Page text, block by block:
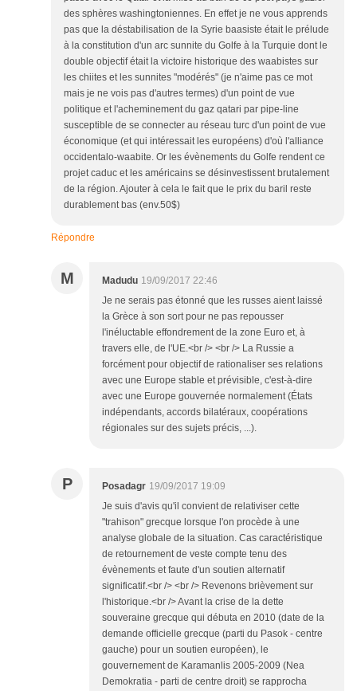
des sphères washingtoniennes. En effet je ne vous apprends
pas que la déstabilisation de la Syrie baasiste était le prélude
à la constitution d'un arc sunnite du Golfe à la Turquie dont le
double objectif était la victoire historique des waabistes sur
les chiites et les sunnites "modérés" (je n'aime pas ce mot
mais je ne vois pas d'autres termes) d'un point de vue
politique et l'acheminement du gaz qatari par pipe-line
susceptible de se connecter au réseau turc d'un point de vue
économique (et qui intéressait les européens) d'où l'alliance
occidentalo-waabite. Or les évènements du Golfe rendent ce
projet caduc et les américains se désinvestissent brutalement
de la région. Ajouter à cela le fait que le prix du baril reste
durablement bas (env.50$)
Répondre
M Madudu 19/09/2017 22:46
Je ne serais pas étonné que les russes aient laissé
la Grèce à son sort pour ne pas repousser
l'inéluctable effondrement de la zone Euro et, à
travers elle, de l'UE.<br /> <br /> La Russie a
forcément pour objectif de rationaliser ses relations
avec une Europe stable et prévisible, c'est-à-dire
avec une Europe gouvernée normalement (États
indépendants, accords bilatéraux, coopérations
régionales sur des sujets précis, ...).
P Posadagr 19/09/2017 19:09
Je suis d'avis qu'il convient de relativiser cette
"trahison" grecque lorsque l'on procède à une
analyse globale de la situation. Cas caractéristique
de retournement de veste compte tenu des
évènements et faute d'un soutien alternatif
significatif.<br /> <br /> Revenons brièvement sur
l'historique.<br /> Avant la crise de la dette
souveraine grecque qui débuta en 2010 (date de la
demande officielle grecque (parti du Pasok - centre
gauche) pour un soutien européen), le
gouvernement de Karamanlis 2005-2009 (Nea
Demokratia - parti de centre droit) se rapprocha